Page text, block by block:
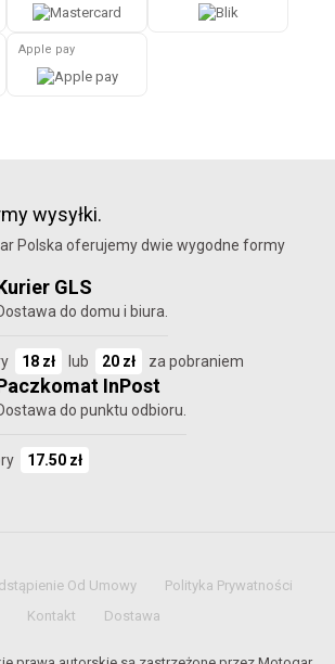
Apple pay
wysyłki.
Polska oferujemy dwie wygodne formy
GLS
do domu i biura.
18 zł lub 20 zł za pobraniem
InPost
do punktu odbioru.
17.50 zł
Od Umowy
Polityka Prywatności
Kontakt
Dostawa